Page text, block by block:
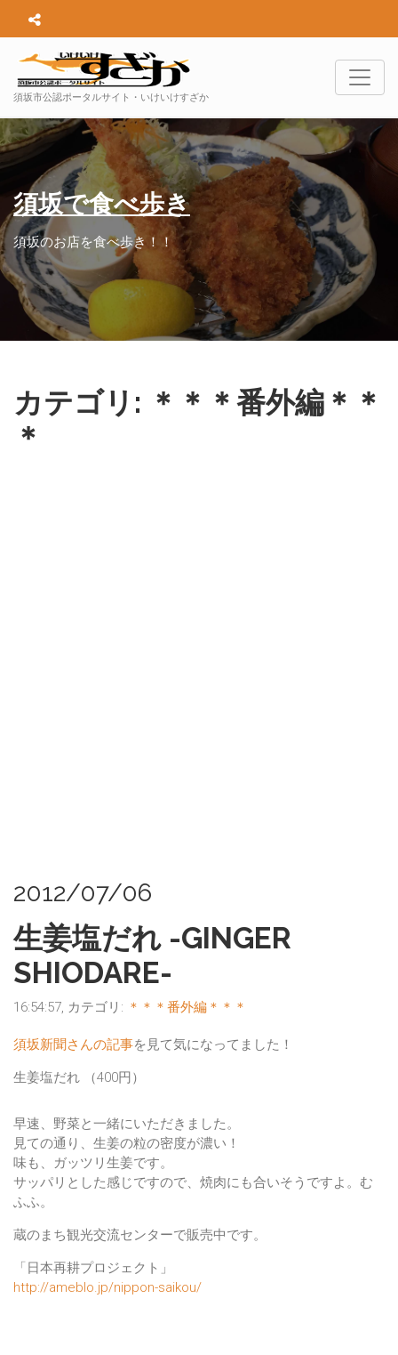
須坂市公認ポータルサイト・いけいけすざか
須坂で食べ歩き
須坂のお店を食べ歩き！！
カテゴリ: ＊＊＊番外編＊＊
＊
2012/07/06
生姜塩だれ -GINGER
SHIODARE-
16:54:57, カテゴリ: ＊＊＊番外編＊＊＊
須坂新聞さんの記事を見て気になってました！
生姜塩だれ （400円）
早速、野菜と一緒にいただきました。
見ての通り、生姜の粒の密度が濃い！
味も、ガッツリ生姜です。
サッパリとした感じですので、焼肉にも合いそうですよ。む
ふふ。
蔵のまち観光交流センターで販売中です。
「日本再耕プロジェクト」
http://ameblo.jp/nippon-saikou/